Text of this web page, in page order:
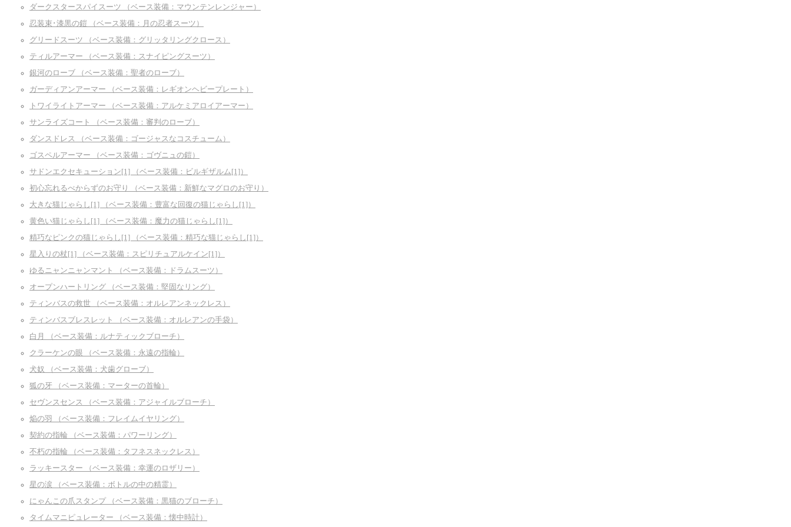
ダークスタースパイスーツ （ベース装備：マウンテンレンジャー）
忍装束･漆黒の鎧 （ベース装備：月の忍者スーツ）
グリードスーツ （ベース装備：グリッタリングクロース）
ティルアーマー （ベース装備：スナイピングスーツ）
銀河のローブ （ベース装備：聖者のローブ）
ガーディアンアーマー （ベース装備：レギオンヘビープレート）
トワイライトアーマー （ベース装備：アルケミアロイアーマー）
サンライズコート （ベース装備：審判のローブ）
ダンスドレス （ベース装備：ゴージャスなコスチューム）
ゴスペルアーマー （ベース装備：ゴヴニュの鎧）
サドンエクセキューション[1] （ベース装備：ビルギザルム[1]）
初心忘れるべからずのお守り （ベース装備：新鮮なマグロのお守り）
大きな猫じゃらし[1] （ベース装備：豊富な回復の猫じゃらし[1]）
黄色い猫じゃらし[1] （ベース装備：魔力の猫じゃらし[1]）
精巧なピンクの猫じゃらし[1] （ベース装備：精巧な猫じゃらし[1]）
星入りの杖[1] （ベース装備：スピリチュアルケイン[1]）
ゆるニャンニャンマント （ベース装備：ドラムスーツ）
オープンハートリング （ベース装備：堅固なリング）
ティンバスの救世 （ベース装備：オルレアンネックレス）
ティンバスブレスレット （ベース装備：オルレアンの手袋）
白月 （ベース装備：ルナティックブローチ）
クラーケンの眼 （ベース装備：永遠の指輪）
犬奴 （ベース装備：犬歯グローブ）
狐の牙 （ベース装備：マーターの首輪）
セヴンスセンス （ベース装備：アジャイルブローチ）
焔の羽 （ベース装備：フレイムイヤリング）
契約の指輪 （ベース装備：パワーリング）
不朽の指輪 （ベース装備：タフネスネックレス）
ラッキースター （ベース装備：幸運のロザリー）
星の涙 （ベース装備：ボトルの中の精霊）
にゃんこの爪スタンプ （ベース装備：黒猫のブローチ）
タイムマニピュレーター （ベース装備：懐中時計）